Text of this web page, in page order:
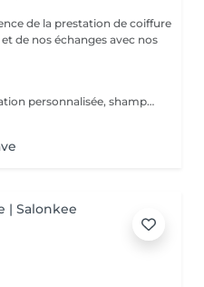
de nos échanges avec nos
Le pack comprend une consultation personnalisée, shampooing et conditionneur spécifiques REDKEN, la coupe IGORANCE (finitions sur cheveux secs ) et les produits de styling REDKEN * Tarifs à titre indicatifs à confirmer après la consultation personnalisée établit auprès de votre coiffeur/stylist/spécialiste * La direction se réserve le droit d’apporter des modifications pour le bon fonctionnement du salon